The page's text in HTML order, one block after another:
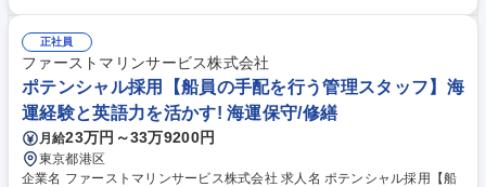
員への運航に関する技術指導・アドバイス ●航海計画や運航状況のチェッ
ク・改善提案 ●船舶の法令・国際規則（ISMなど）遵守の管理 ●社内関係
部署との調整・報告業務、航海に関する事故トラブルへの対応 ●気象情報
の収集と分析、事故原因の調査 など 募集職種 【海務監督】第一中央汽船
の完全子会社/英語力を活かして船舶運航の中枢を担う!
正社員
ファーストマリンサービス株式会社
ポテンシャル採用【船員の手配を行う管理スタッフ】海
運経験と英語力を活かす! 海運保守/修繕
月給23万円～33万9200円
東京都港区
企業名 ファーストマリンサービス株式会社 求人名 ポテンシャル採用【船